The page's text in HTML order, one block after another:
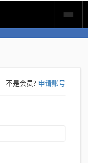
不是会员? 申请账号